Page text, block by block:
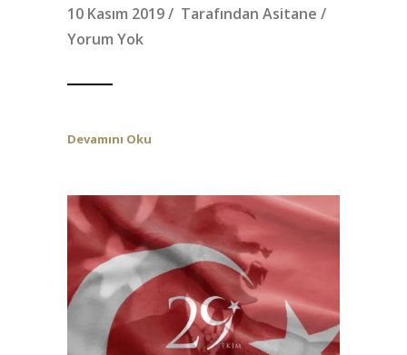
10 Kasım 2019 / Tarafından Asitane /
Yorum Yok
Devamını Oku